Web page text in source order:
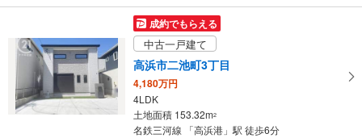
成約でもらえる
中古一戸建て
高浜市二池町3丁目
4,180万円
4LDK
土地面積 153.32m2
名鉄三河線 「高浜港」駅 徒歩6分